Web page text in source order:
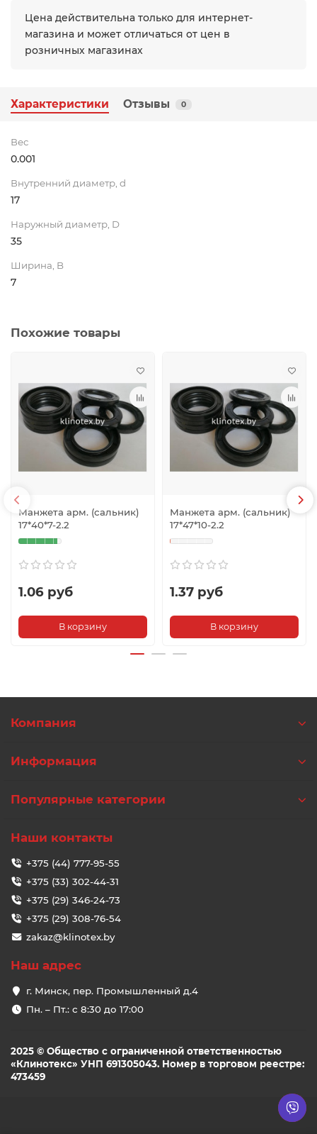
Цена действительна только для интернет-
магазина и может отличаться от цен в
розничных магазинах
Характеристики Отзывы 0
Вес
0.001
Внутренний диаметр, d
17
Наружный диаметр, D
35
Ширина, B
7
Похожие товары
Манжета арм. (сальник)
17*40*7-2.2
1.06 руб
В корзину
Манжета арм. (сальник)
17*47*10-2.2
1.37 руб
В корзину
Компания
Информация
Популярные категории
Наши контакты
+375 (44) 777-95-55
+375 (33) 302-44-31
+375 (29) 346-24-73
+375 (29) 308-76-54
zakaz@klinotex.by
Наш адрес
г. Минск, пер. Промышленный д.4
Пн. – Пт.: с 8:30 до 17:00
2025 © Общество с ограниченной ответственностью
«Клинотекс» УНП 691305043. Номер в торговом реестре:
473459